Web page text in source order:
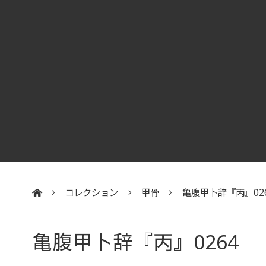
コレクション 甲骨 亀腹甲卜辞『丙』
亀腹甲卜辞『丙』0264